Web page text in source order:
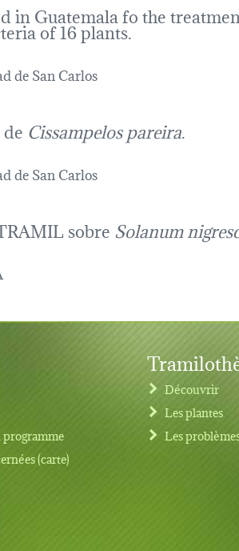
in Guatemala fo the
of 16 plants.
de San Carlos
Cissampelos pareira
de San Carlos
sobre Solanum
(carte)
Découvrir
Les plantes
Les